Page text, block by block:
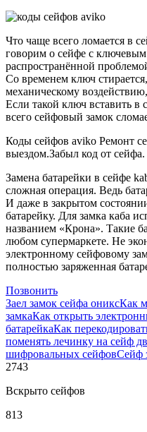
Что чаще всего ломается в
говорим о сейфе с
распространённой
Со временем ключ
механическому
Если такой ключ вставить в
всего сейфовый замок
Коды сейфов aviko Ремонт
выездом.Забыл код от
Замена батарейки в сейфе
сложная операция. Ведь
И даже в закрытом
батарейку. Для замка каба
названием «Крона». Такие
любом супермаркете. Не
электронному сейфовому
полностью заряженная
Позвонить
Заел замок сейфа ониксКак
замкаКак открыть
батарейкаКак
поменять лечинку на сейф
шифровальных сейфовСейф
2743
Вскрыто сейфов
813